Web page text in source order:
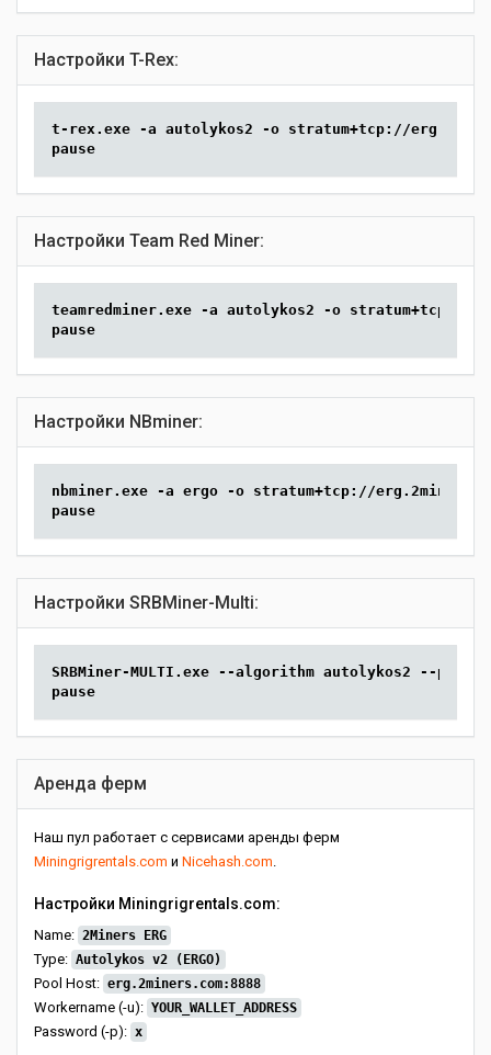
Настройки T-Rex:
t-rex.exe -a autolykos2 -o stratum+tcp://
pause
Настройки Team Red Miner:
teamredminer.exe -a autolykos2 -o stratum+tcp://
pause
Настройки NBminer:
nbminer.exe -a ergo -o stratum+tcp://
pause
Настройки SRBMiner-Multi:
SRBMiner-MULTI.exe --algorithm autolykos2 --pool
pause
Аренда ферм
Наш пул работает с сервисами аренды ферм
Miningrigrentals.com и Nicehash.com.
Настройки Miningrigrentals.com:
Name: 2Miners ERG
Type: Autolykos v2 (ERGO)
Pool Host: erg.2miners.com:8888
Workername (-u): YOUR_WALLET_ADDRESS
Password (-p): x